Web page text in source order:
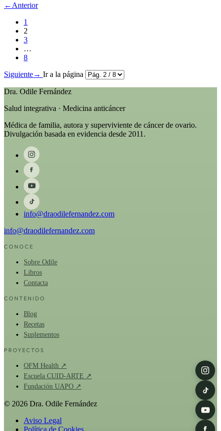
← Anterior
1
2
3
…
8
Siguiente→ Ir a la página
Dra. Odile Fernández
Salud integrativa · Medicina anticáncer
Médica de familia, autora y superviviente de cáncer de ovario.
Divulgación basada en evidencia desde 2011.
info@draodilefernandez.com
info@draodilefernandez.com
CONOCE
Sobre Odile
Libros
Contacta
CONTENIDO
Blog
Recetas
Suplementos
PROYECTOS
OFM Health ↗
Escuela CUID-ARTE ↗
Fundación UAPO ↗
© 2026 Dra. Odile Fernández
Aviso Legal
Política de Cookies